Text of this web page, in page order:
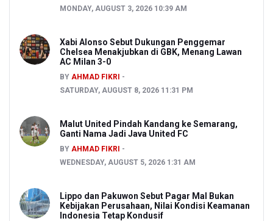
MONDAY, AUGUST 3, 2026 10:39 AM
Xabi Alonso Sebut Dukungan Penggemar
Chelsea Menakjubkan di GBK, Menang Lawan
AC Milan 3-0
BY AHMAD FIKRI
SATURDAY, AUGUST 8, 2026 11:31 PM
Malut United Pindah Kandang ke Semarang,
Ganti Nama Jadi Java United FC
BY AHMAD FIKRI
WEDNESDAY, AUGUST 5, 2026 1:31 AM
Lippo dan Pakuwon Sebut Pagar Mal Bukan
Kebijakan Perusahaan, Nilai Kondisi Keamanan
Indonesia Tetap Kondusif